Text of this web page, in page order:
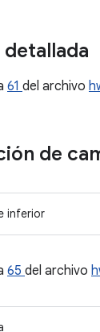
61 del archivo
de
inferior
65 del archivo